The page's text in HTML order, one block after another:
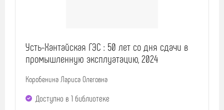
Усть-Хантайская ГЭС : 50 лет со дня сдачи в
промышленную эксплуатацию, 2024
Коробенина Лариса Олеговна
Доступно в 1 библиотекe